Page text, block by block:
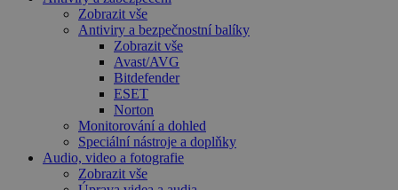
Zobrazit vše
Antiviry a bezpečnostní balíky
Zobrazit vše
Avast/AVG
Bitdefender
ESET
Norton
Monitorování a dohled
Speciální nástroje a doplňky
Audio, video a fotografie
Zobrazit vše